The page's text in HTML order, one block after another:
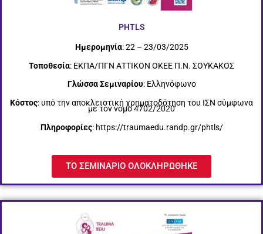
PHTLS
Ημερομηνία: 22 – 23/03/2025
Τοποθεσία: ΕΚΠΑ/ΠΓΝ ΑΤΤΙΚΟΝ ΟΚΕΕ Π.Ν. ΣΟΥΚΑΚΟΣ
Γλώσσα Σεμιναρίου: Ελληνόφωνο
Κόστος: υπό την αποκλειστική χρηματοδότηση του ΙΣΝ σύμφωνα
με τον νόμο 4702/2020
Πληροφορίες: https://traumaedu.randp.gr/phtls/
ΤΟ ΣΕΜΙΝΑΡΙΟ ΟΛΟΚΛΗΡΩΘΗΚΕ